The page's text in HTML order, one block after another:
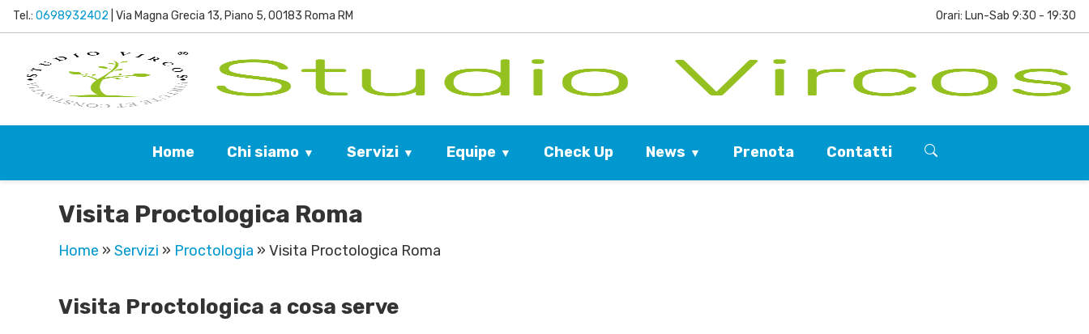
Tel.: 0698932402 | Via Magna Grecia 13, Piano 5, 00183 Roma RM Orari: Lun-Sab 9:30 - 19:30
Home Chi siamo Servizi Equipe Check Up News Prenota Contatti
Visita Proctologica Roma
Home » Servizi » Proctologia » Visita Proctologica Roma
Visita Proctologica a cosa serve